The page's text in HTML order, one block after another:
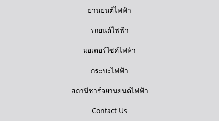
ยานยนต์ไฟฟ้า
รถยนต์ไฟฟ้า
มอเตอร์ไซค์ไฟฟ้า
กระบะไฟฟ้า
สถานีชาร์จยานยนต์ไฟฟ้า
Contact Us